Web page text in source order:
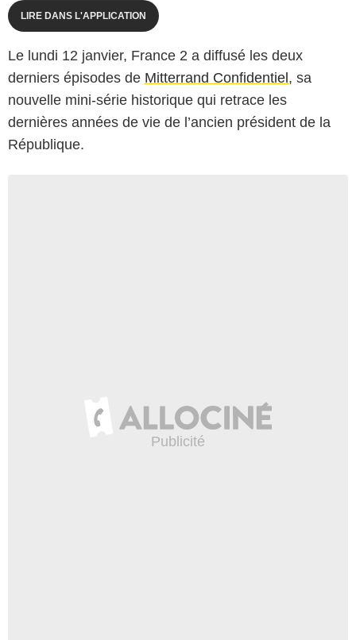
LIRE DANS L'APPLICATION
Le lundi 12 janvier, France 2 a diffusé les deux
derniers épisodes de Mitterrand Confidentiel, sa
nouvelle mini-série historique qui retrace les
dernières années de vie de l’ancien président de la
République.